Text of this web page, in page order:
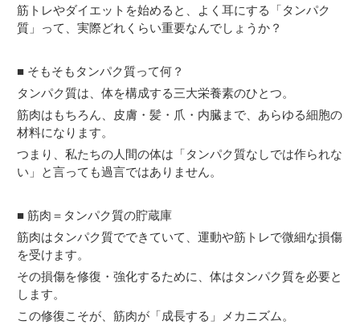
筋トレやダイエットを始めると、よく耳にする「タンパク
質」って、実際どれくらい重要なんでしょうか？
■ そもそもタンパク質って何？
タンパク質は、体を構成する三大栄養素のひとつ。
筋肉はもちろん、皮膚・髪・爪・内臓まで、あらゆる細胞の
材料になります。
つまり、私たちの人間の体は「タンパク質なしでは作られな
い」と言っても過言ではありません。
■ 筋肉＝タンパク質の貯蔵庫
筋肉はタンパク質でできていて、運動や筋トレで微細な損傷
を受けます。
その損傷を修復・強化するために、体はタンパク質を必要と
します。
この修復こそが、筋肉が「成長する」メカニズム。